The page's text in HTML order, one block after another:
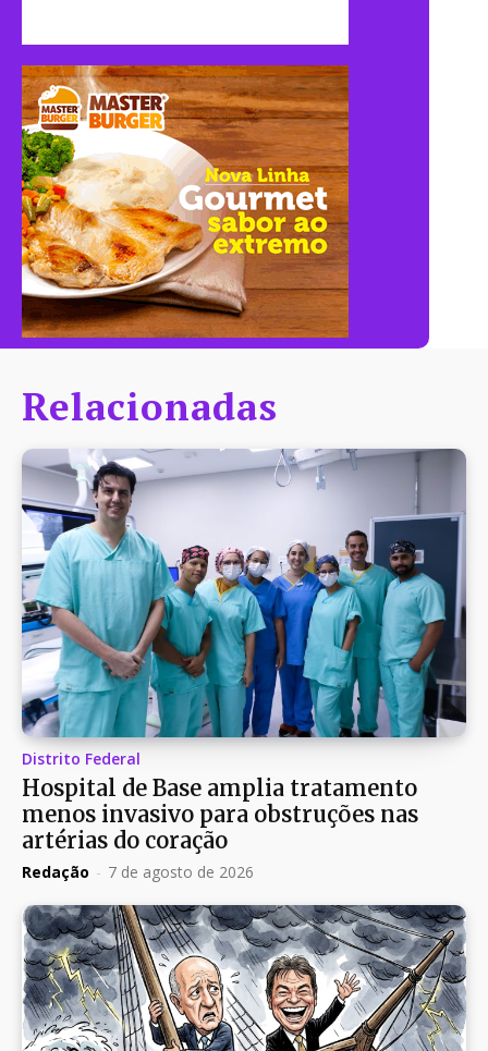
Relacionadas
Distrito Federal
Hospital de Base amplia tratamento
menos invasivo para obstruções nas
artérias do coração
Redação - 7 de agosto de 2026